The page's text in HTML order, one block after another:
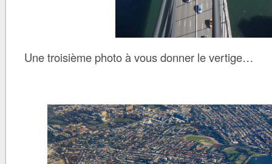
Une troisième photo à vous donner le vertige…